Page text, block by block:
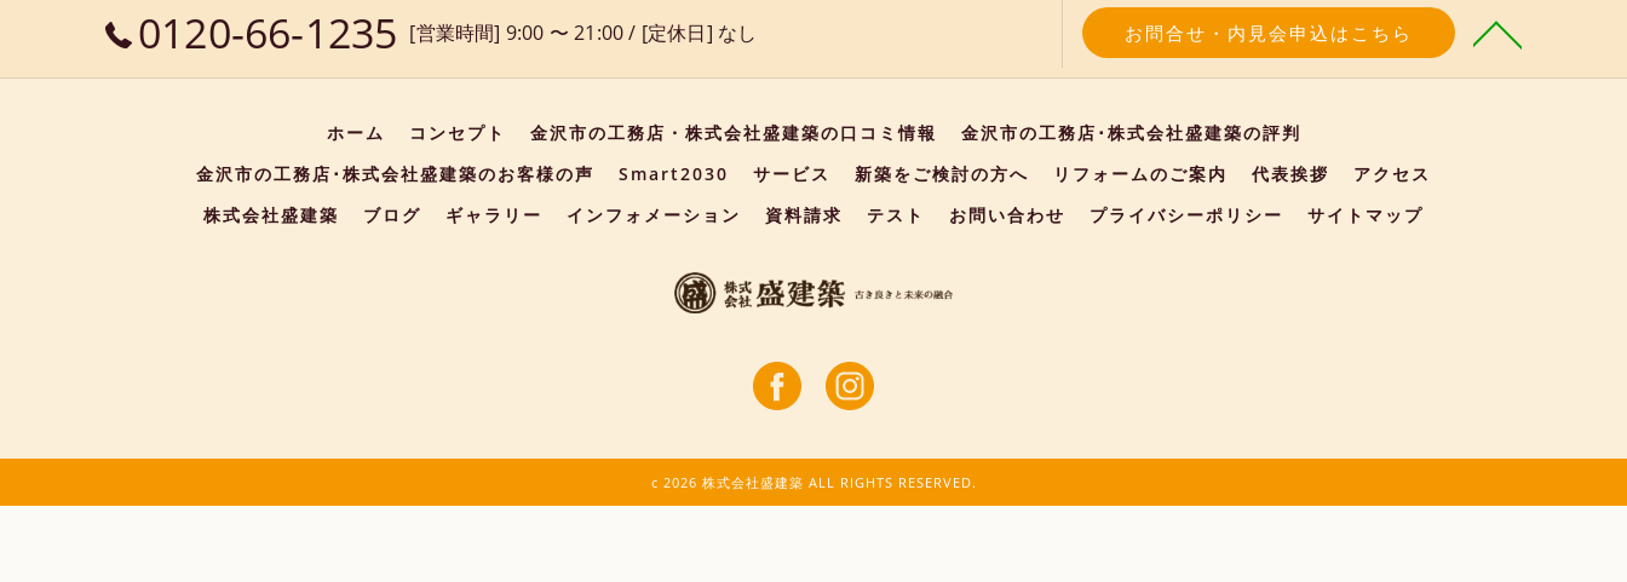
0120-66-1235 [営業時間] 9:00 〜 21:00 / [定休日] なし お問合せ・内見会申込はこちら
ホーム コンセプト 金沢市の工務店・株式会社盛建築の口コミ情報
金沢市の工務店･株式会社盛建築の評判
金沢市の工務店･株式会社盛建築のお客様の声
Smart2030 サービス 新築をご検討の方へ リフォームのご案内 代表挨拶
アクセス
株式会社盛建築
ブログ ギャラリー インフォメーション 資料請求 テスト お問い合わせ プライバシーポリシー サイトマップ
c 2026 株式会社盛建築 ALL RIGHTS RESERVED.